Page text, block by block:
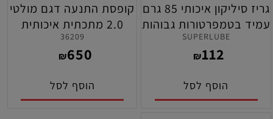
גריז סיליקון איכותי 85 גרם
עמיד בטמפרטורות גבוהות
לשימון גלגלי השיניים
ברכבי שלט רחוק
SUPERLUBE
₪112
הוסף לסל
קופסת התנעה דגם מולטי
2.0 מתכתית איכותית
1/10 ניטרו כביש ושטח
36209
₪650
הוסף לסל